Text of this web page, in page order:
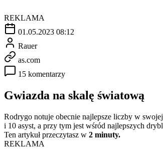
REKLAMA
01.05.2023 08:12
Rauer
as.com
15 komentarzy
Gwiazda na skalę światową
Rodrygo notuje obecnie najlepsze liczby w
i 10 asyst, a przy tym jest wśród najlepszych
Ten artykuł przeczytasz w 2 minuty.
REKLAMA